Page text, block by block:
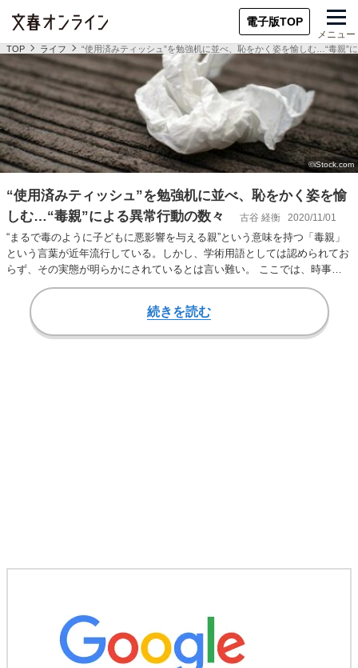
電子版TOP
メニュー
TOP ライフ “使用済みティッシュ”を勉強机に並べ、恥をかく姿を愉しむ…“毒親”
“使用済みティッシュ”を勉強机に並べ、恥をかく姿を愉
しむ…“毒親”による異常行動の数々
古谷 経衡 2020/11/01
“まるで毒のように子どもに悪影響を与える親”という意味を持つ「毒親」
という言葉が近年流行している。しかし、学術用語としては認められてお
らず、その実態が明らかにされているとは言い難い。 ここでは、時事問
題・政治・ネット…
続きを読む